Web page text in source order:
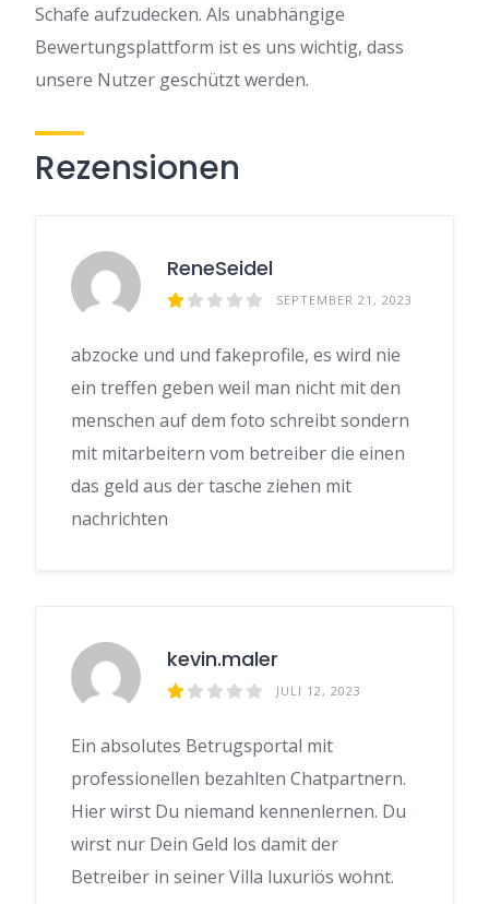
Schafe aufzudecken. Als unabhängige
Bewertungsplattform ist es uns wichtig, dass
unsere Nutzer geschützt werden.
Rezensionen
ReneSeidel
SEPTEMBER 21, 2023
abzocke und und fakeprofile, es wird nie
ein treffen geben weil man nicht mit den
menschen auf dem foto schreibt sondern
mit mitarbeitern vom betreiber die einen
das geld aus der tasche ziehen mit
nachrichten
kevin.maler
JULI 12, 2023
Ein absolutes Betrugsportal mit
professionellen bezahlten Chatpartnern.
Hier wirst Du niemand kennenlernen. Du
wirst nur Dein Geld los damit der
Betreiber in seiner Villa luxuriös wohnt.